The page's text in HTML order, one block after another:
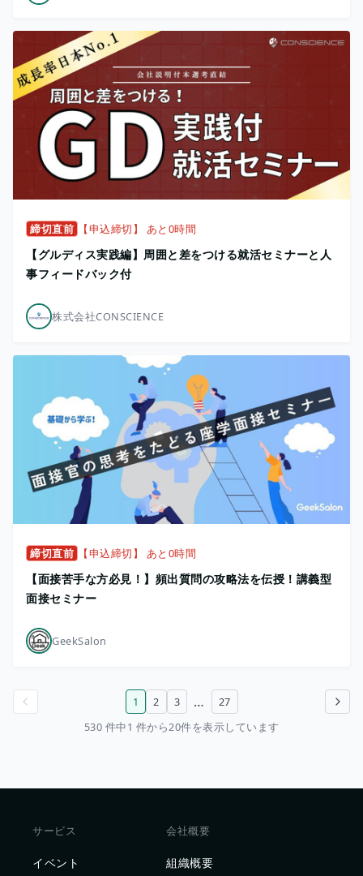
締切直前 【申込締切】 あと0時間
【グルディス実践編】周囲と差をつける就活セミナーと人
事フィードバック付
株式会社CONSCIENCE
締切直前 【申込締切】 あと0時間
【面接苦手な方必見！】頻出質問の攻略法を伝授！講義型
面接セミナー
GeekSalon
次のページ
1 2 3 …
27
530 件中1 件から20件を表示しています
サービス
イベント
会社概要
組織概要